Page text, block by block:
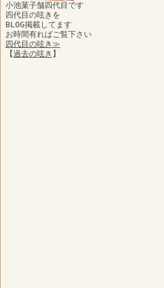
小池菓子舗四代目です
四代目の呟きを
BLOG掲載してます
お時間有ればご覧下さい
四代目の呟き≫
【過去の呟き 】